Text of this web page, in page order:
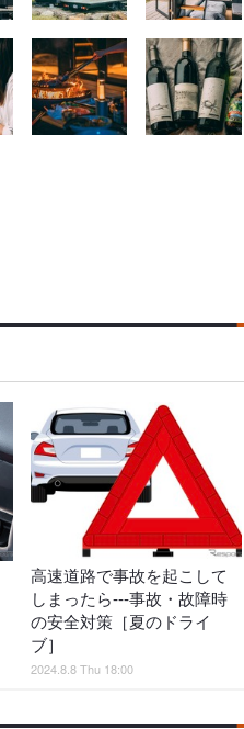
高速道路で事故を起こして
しまったら---事故・故障時
の安全対策［夏のドライ
ブ］
2024.8.8 Thu 18:00